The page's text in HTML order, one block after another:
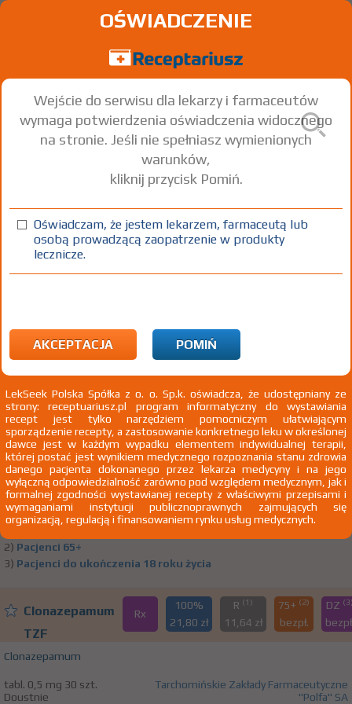
Znaleziono wyników:
F51 Nieorganiczne zaburzenia snu
F51.3 Somnambulizm [sennowłóctwo]
Clonazepamum
TZF
Rx
100%
45,23 zł
R(1)
2,72 zł
75+(2)
bezpł.
DZ (3)
bezpł.
Clonazepamum
tabl. 2 mg 30 szt.
Doustnie
Tarchomińskie Zakłady Farmaceutyczne
"Polfa" SA
2) Pacjenci 65+
3) Pacjenci do ukończenia 18 roku życia
Clonazepamum
TZF
Rx
100%
21,80 zł
R (1)
11,64 zł
75+ (2)
bezpł.
DZ
Clonazepamum
tabl. 0,5 mg 30 szt.
Doustnie
Tarchomińskie Zakłady Farmaceutyczne
"Polfa" SA
OŚWIADCZENIE
Wejście do serwisu dla lekarzy i farmaceutów
wymaga potwierdzenia oświadczenia widocznego
na stronie. Jeśli nie spełniasz wymienionych
warunków,
kliknij przycisk Pomiń.
Oświadczam, że jestem lekarzem, farmaceutą lub
osobą prowadzącą zaopatrzenie w produkty
lecznicze.
AKCEPTACJA POMIŃ
LekSeek Polska Spółka z o. o. Sp.k. oświadcza, że udostępniany ze
strony: receptuariusz.pl program informatyczny do wystawiania
recept jest tylko narzędziem pomocniczym ułatwiającym
sporządzenie recepty, a zastosowanie konkretnego leku w określonej
dawce jest w każdym wypadku elementem indywidualnej terapii,
której postać jest wynikiem medycznego rozpoznania stanu zdrowia
danego pacjenta dokonanego przez lekarza medycyny i na jego
wyłączną odpowiedzialność zarówno pod względem medycznym, jak i
formalnej zgodności wystawianej recepty z właściwymi przepisami i
wymaganiami instytucji publicznoprawnych zajmujących się
organizacją, regulacją i finansowaniem rynku usług medycznych.